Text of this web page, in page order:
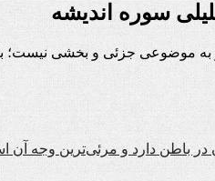
سوره اندیشه
به موضوعی جزئی و بخشی نیست؛
در باطن دارد و مرئی‌ترین وجه آن